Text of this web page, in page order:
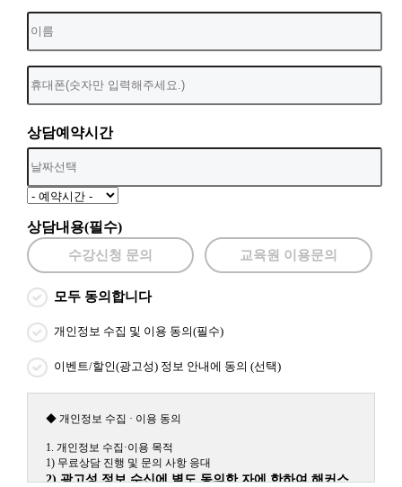
상담예약시간
상담내용(필수)
수강신청 문의 교육원 이용문의
모두 동의합니다
개인정보 수집 및 이용 동의(필수)
이벤트/할인(광고성) 정보 안내에 동의 (선택)
◆ 개인정보 수집 · 이용 동의
1. 개인정보 수집·이용 목적
1) 무료상담 진행 및 문의 사항 응대
2) 광고성 정보 수신에 별도 동의한 자에 한하여 해커스